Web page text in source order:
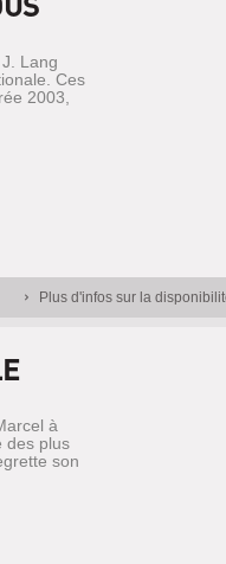
Lang
Ces
2003,
Plus d'infos sur la
à
des plus
son